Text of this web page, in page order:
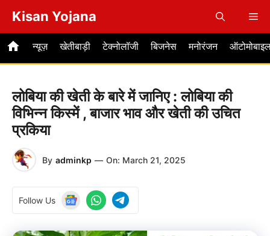
content
Kisan Yojana
न्यूज़ खेतीबाड़ी टेक्नोलॉजी बिजनेस मनोरंजन
लोबिया की खेती के बारे में जानिए : लोबिया की
विभिन्न किस्में , बाजार भाव और खेती की उचित
प्रकिया
By adminkp — On: March 21, 2025
Follow Us